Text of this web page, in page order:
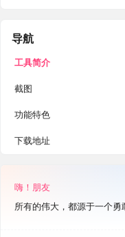
导航
工具简介
截图
功能特色
下载地址
嗨！朋友
所有的伟大，都源于一个勇